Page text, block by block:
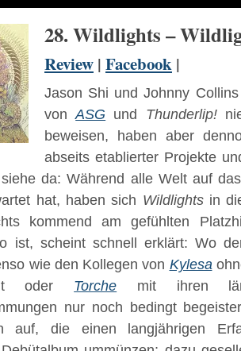
28. Wildlights –
Review | Facebook |
Jason Shi und Johnny
vonASG und Thunderlip!
beweisen, haben aber
abseits etablierter Projekte
da: Während alle Welt auf
hat, haben sich Wildlightsin
kommend am gefühlten
ist, scheint schnell erklärt: Wo
wie den Kollegen von Kylesa
oder Torche mit ihren
nur noch bedingt
auf, die einen langjährigen